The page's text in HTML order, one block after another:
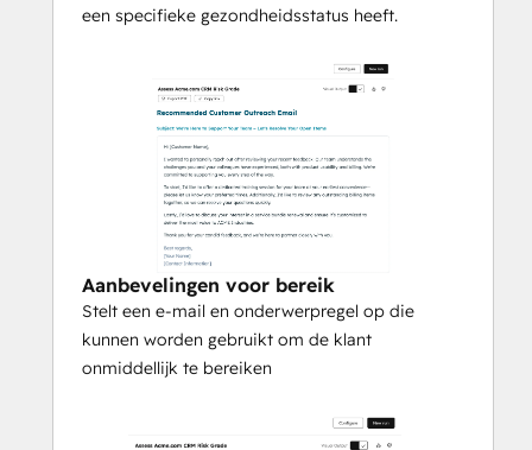
een specifieke gezondheidsstatus heeft.
Aanbevelingen voor bereik
Stelt een e-mail en onderwerpregel op die
kunnen worden gebruikt om de klant
onmiddellijk te bereiken